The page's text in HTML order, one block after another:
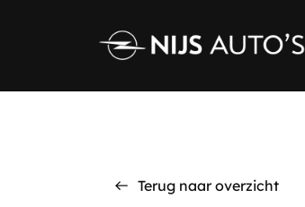
Terug naar overzicht